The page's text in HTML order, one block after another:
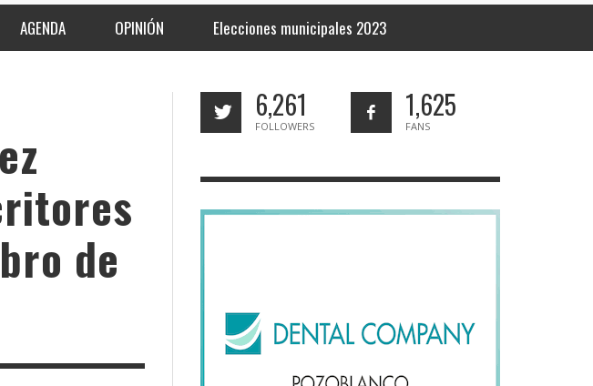
AGENDA OPINIÓN Elecciones municipales 2023
de
6,261
FOLLOWERS
1,625
FANS